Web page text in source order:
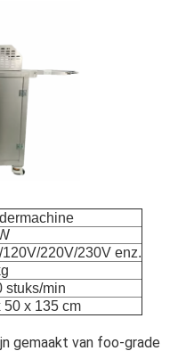
120V/220V/230V enz.
stuks/min
50 x 135 cm
gemaakt van foo-grade